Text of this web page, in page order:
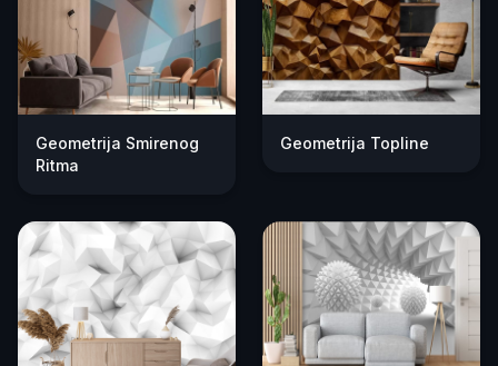
Geometrija Smirenog
Ritma
Geometrija Topline